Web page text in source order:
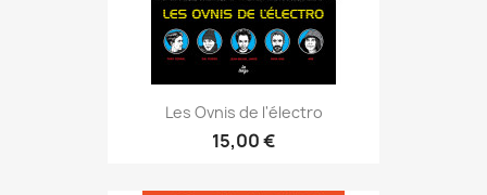
Les Ovnis de l'électro
15,00 €